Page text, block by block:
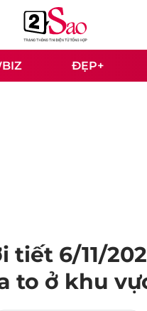
ĐẸP+
tiết 6/11/
to ở khu